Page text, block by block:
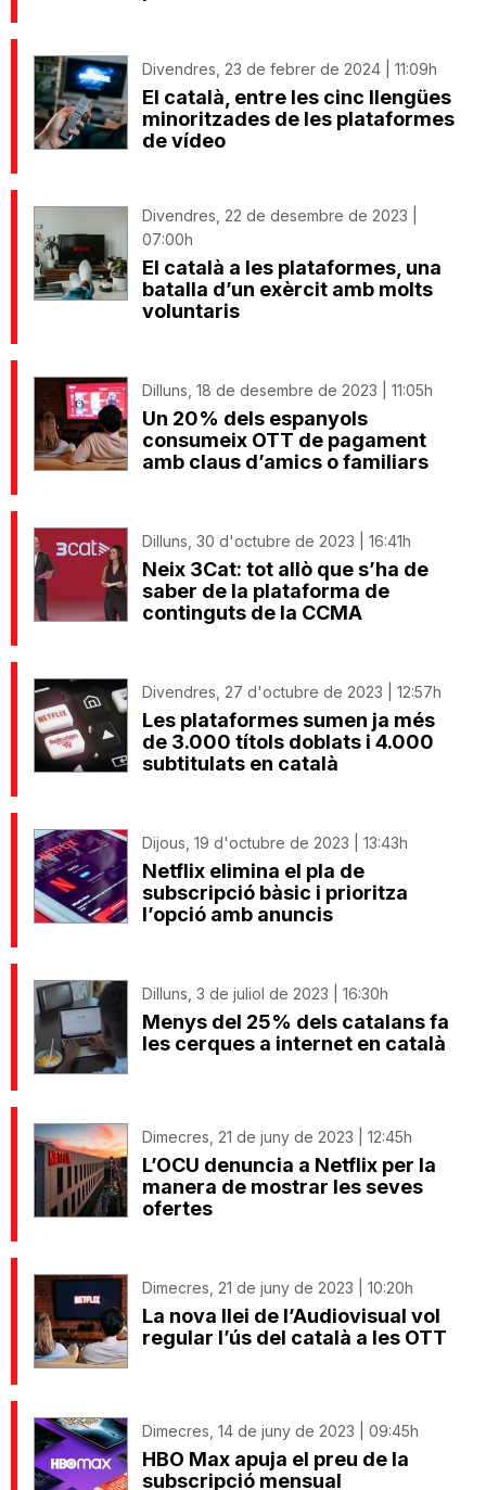
Divendres, 23 de febrer de 2024 | 11:09h
El català, entre les cinc llengües
minoritzades de les plataformes
de vídeo
Divendres, 22 de desembre de 2023 |
07:00h
El català a les plataformes, una
batalla d’un exèrcit amb molts
voluntaris
Dilluns, 18 de desembre de 2023 | 11:05h
Un 20% dels espanyols
consumeix OTT de pagament
amb claus d’amics o familiars
Dilluns, 30 d'octubre de 2023 | 16:41h
Neix 3Cat: tot allò que s’ha de
saber de la plataforma de
continguts de la CCMA
Divendres, 27 d'octubre de 2023 | 12:57h
Les plataformes sumen ja més
de 3.000 títols doblats i 4.000
subtitulats en català
Dijous, 19 d'octubre de 2023 | 13:43h
Netflix elimina el pla de
subscripció bàsic i prioritza
l’opció amb anuncis
Dilluns, 3 de juliol de 2023 | 16:30h
Menys del 25% dels catalans fa
les cerques a internet en català
Dimecres, 21 de juny de 2023 | 12:45h
L’OCU denuncia a Netflix per la
manera de mostrar les seves
ofertes
Dimecres, 21 de juny de 2023 | 10:20h
La nova llei de l’Audiovisual vol
regular l’ús del català a les OTT
Dimecres, 14 de juny de 2023 | 09:45h
HBO Max apuja el preu de la
subscripció mensual